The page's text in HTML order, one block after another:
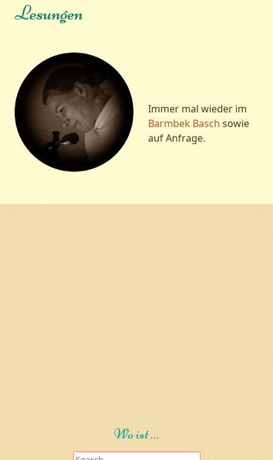
Lesungen
Immer mal wieder im
Barmbek Basch sowie
auf Anfrage.
Wo ist …